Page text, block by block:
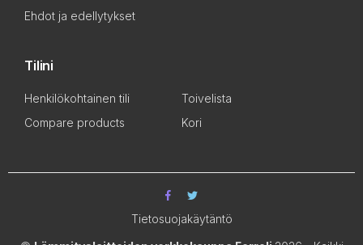
Ehdot ja edellytykset
Tilini
Henkilökohtainen tili
Toivelista
Compare products
Kori
Tietosuojakäytäntö